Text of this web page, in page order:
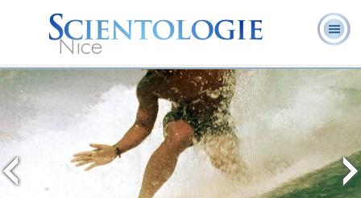
Nice
L. Ron Hubbard
Qu’est-ce que la
Scientologie ?
Ministres
volontaires
Foire aux
questions